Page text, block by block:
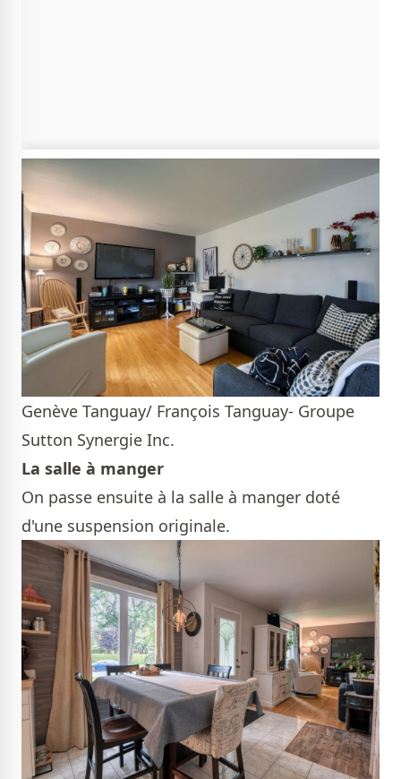
Genève Tanguay/ François Tanguay- Groupe
Sutton Synergie Inc.
La salle à manger
On passe ensuite à la salle à manger doté
d'une suspension originale.